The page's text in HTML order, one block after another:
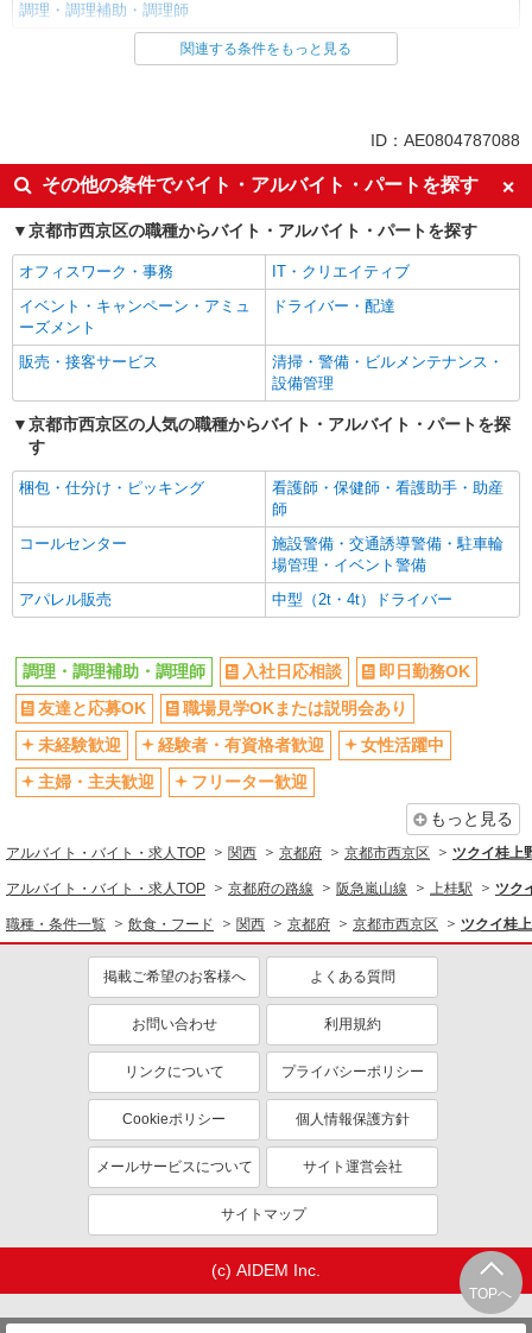
調理・調理補助・調理師
同じ雇用形態から上桂駅の求人を探す
入社日応相談
即日勤務OK
友達と応募OK
職場見学OKまたは説明会あり
未経験歓迎
経験者・有資格者歓迎
女性活躍中
主婦・主夫歓迎
フリーター歓迎
学歴不問
ブランクOK
ミドル（40代～）活躍中
昇給あり
禁煙・分煙
バイク通勤OK
自転車通勤OK
副業・WワークOK
転勤なし
社会保険あり
産休・育休取得実績あり
各種手当（家族・役職・インセン
ティブなど）あり
研修制度あり
社員登用あり
髭（ひげ）OK
ネイルOK
同じ職種から求人を探す
飲食・フード
調理・調理補助・調理師
未経験歓迎
ミドル（40代～）活躍中
副業・WワークOK
交通費支給
社会保険あり
産休・育休取得実績あり
社員登用あり
関連する条件をもっと見る
ID：AE0804787088
その他の条件でバイト・アルバイト・パートを探す
京都市西京区の職種からバイト・アルバイト・パートを探す
オフィスワーク・事務
IT・クリエイティブ
イベント・キャンペーン・アミュ
ーズメント
ドライバー・配達
販売・接客サービス
清掃・警備・ビルメンテナンス・
設備管理
京都市西京区の人気の職種からバイト・アルバイト・パートを探
す
梱包・仕分け・ピッキング
看護師・保健師・看護助手・助産
師
コールセンター
施設警備・交通誘導警備・駐車輪
場管理・イベント警備
アパレル販売
中型（2t・4t）ドライバー
TOPへ
調理・調理補助・調理師 入社日応相談
即日勤務OK
友達と応募OK
職場見学OKまたは説明会あり
未経験歓迎
経験者・有資格者歓迎
女性活躍中
主婦・主夫歓迎
フリーター歓迎
もっと見る
アルバイト・バイト・求人TOP 関西 京都府 京都市西京区 ツクイ桂上
アルバイト・バイト・求人TOP 京都府の路線 阪急嵐山線 上桂駅 ツク
職種・条件一覧 飲食・フード 関西 京都府 京都市西京区 ツクイ桂
掲載ご希望のお客様へ よくある質問
お問い合わせ 利用規約
リンクについて プライバシーポリシー
Cookieポリシー 個人情報保護方針
メールサービスについて サイト運営会社
サイトマップ
(c) AIDEM Inc.